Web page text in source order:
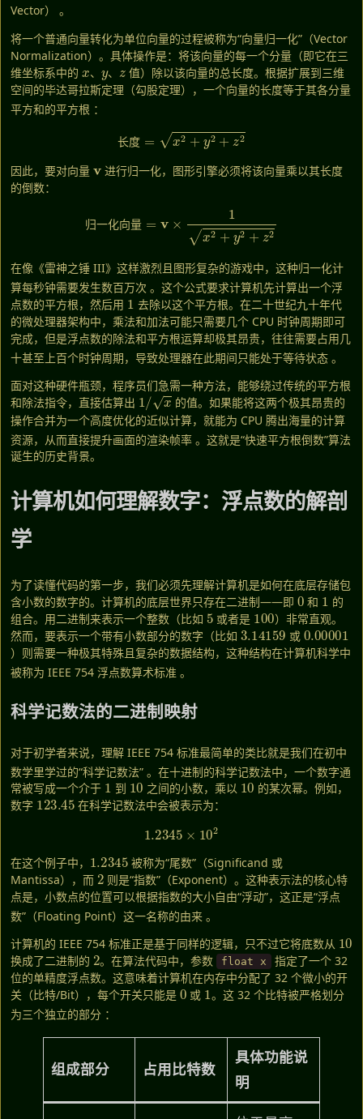
Vector） 。
将一个普通向量转化为单位向量的过程被称为“向量归一化”（Vector
Normalization）。具体操作是：将该向量的每一个分量（即它在三
维坐标系中的
x
、
y
、
z
值）除以该向量的总长度。根据扩展到三维
空间的毕达哥拉斯定理（勾股定理），一个向量的长度等于其各分量
平方和的平方根 ：
长 度
x2+y2+z2
因此，要对向量
进行归一化，图形引擎必须将该向量乘以其长度
的倒数：
y2
在像《雷神之锤 III》这样激烈且图形复杂的游戏中，这种归一化计
算每秒钟需要发生数百万次 。这个公式要求计算机先计算出一个浮
点数的平方根，然后用
1
去除以这个平方根。在二十世纪九十年代
的微处理器架构中，乘法和加法可能只需要几个 CPU 时钟周期即可
完成，但是浮点数的除法和平方根运算却极其昂贵，往往需要占用几
十甚至上百个时钟周期，导致处理器在此期间只能处于等待状态 。
面对这种硬件瓶颈，程序员们急需一种方法，能够绕过传统的平方根
和除法指令，直接估算出
1/x
的值。如果能将这两个极其昂贵的
操作合并为一个高度优化的近似计算，就能为 CPU 腾出海量的计算
资源，从而直接提升画面的渲染帧率 。这就是“快速平方根倒数”算法
诞生的历史背景。
计算机如何理解数字：浮点数的解剖
学
为了读懂代码的第一步，我们必须先理解计算机是如何在底层存储包
含小数的数字的。计算机的底层世界只存在二进制——即
0
和
1
的
组合。用二进制来表示一个整数（比如
5
或者是
100
）非常直观。
然而，要表示一个带有小数部分的数字（比如
3.14159
或
0.00001
）则需要一种极其特殊且复杂的数据结构，这种结构在计算机科学中
被称为 IEEE 754 浮点数算术标准 。
科学记数法的二进制映射
对于初学者来说，理解 IEEE 754 标准最简单的类比就是我们在初中
数学里学过的“科学记数法” 。在十进制的科学记数法中，一个数字通
常被写成一个介于
1
到
10
之间的小数，乘以
10
的某次幂。例如，
数字
123.45
在科学记数法中会被表示为：
1.2345 × 102
在这个例子中，
1.2345
被称为“尾数”（Significand 或
Mantissa），而
2
则是“指数”（Exponent）。这种表示法的核心特
点是，小数点的位置可以根据指数的大小自由“浮动”，这正是“浮点
数”（Floating Point）这一名称的由来 。
计算机的 IEEE 754 标准正是基于同样的逻辑，只不过它将底数从
10
换成了二进制的
2
。在算法代码中，参数 float x
指定了一个 32
位的单精度浮点数。这意味着计算机在内存中分配了 32 个微小的开
关（比特/Bit），每个开关只能是
0
或
1
。这 32 个比特被严格划分
为三个独立的部分 ：
组成部分 占用比特数
具体功能说
明